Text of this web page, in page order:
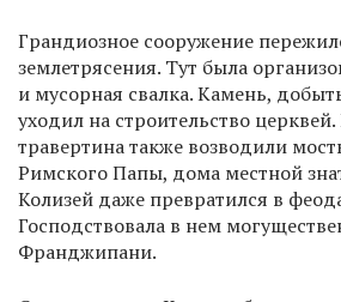
Грандиозное сооружение
землетрясения. Тут была
и мусорная свалка. Камень,
уходил на строительство
травертина также возводили
Римского Папы, дома местной
Колизей даже превратился в
Господствовала в нем
Франджипани.